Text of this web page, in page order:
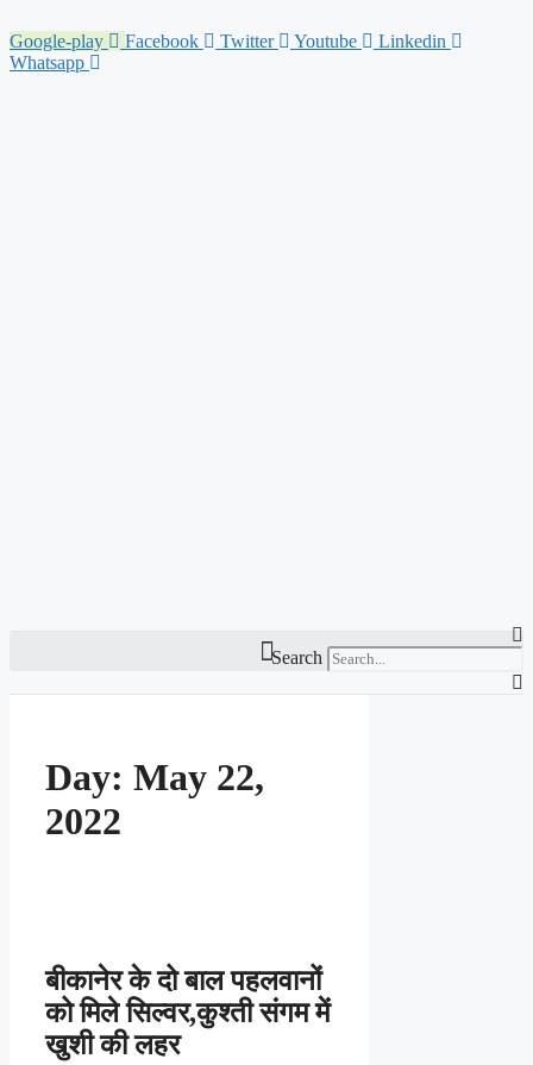
to
content
Google-play Facebook Twitter Youtube
Linkedin
Whatsapp
Search
Day: May 22,
2022
बीकानेर के दो बाल पहलवानों
को मिले सिल्वर,कुश्ती संगम में
खुशी की लहर